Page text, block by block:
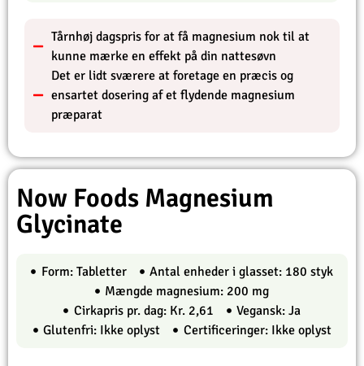
Tårnhøj dagspris for at få magnesium nok til at
kunne mærke en effekt på din nattesøvn
Det er lidt sværere at foretage en præcis og
ensartet dosering af et flydende magnesium
præparat
Now Foods Magnesium
Glycinate
Form: Tabletter
Antal enheder i glasset: 180 styk
Mængde magnesium: 200 mg
Cirkapris pr. dag: Kr. 2,61
Vegansk: Ja
Glutenfri: Ikke oplyst
Certificeringer: Ikke oplyst